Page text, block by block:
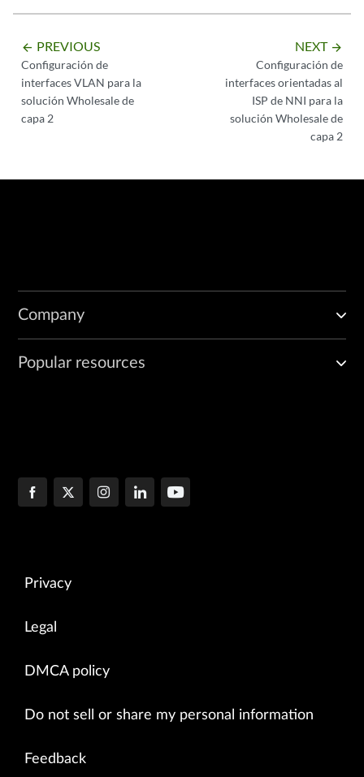
arrow_backward PREVIOUS
Configuración de
interfaces VLAN para la
solución Wholesale de
capa 2
NEXT arrow_forward
Configuración de
interfaces orientadas al
ISP de NNI para la
solución Wholesale de
capa 2
Company
Popular resources
Privacy
Legal
DMCA policy
Do not sell or share my personal information
Feedback